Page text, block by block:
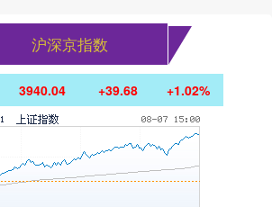
沪深京指数
3940.04 +39.68 +1.02%